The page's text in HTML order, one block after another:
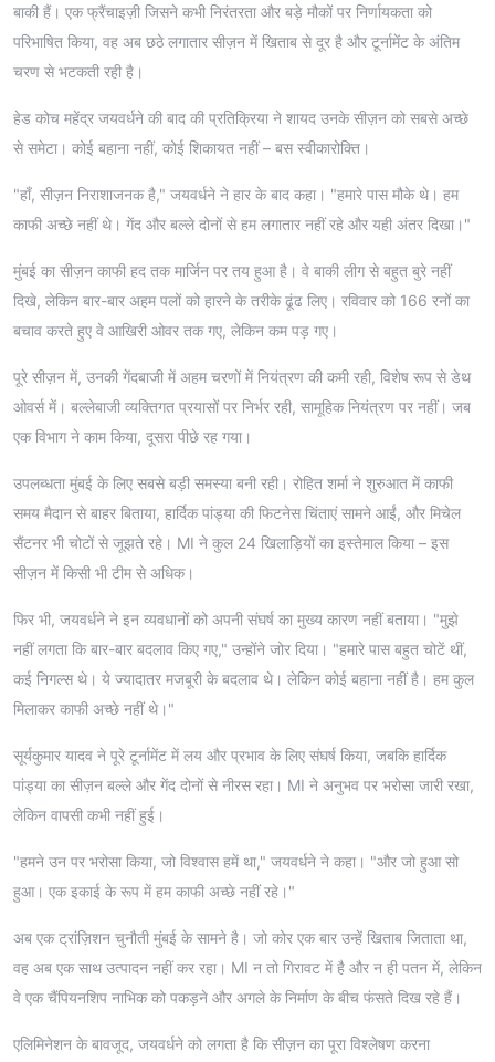
बाकी हैं। एक फ्रैंचाइज़ी जिसने कभी निरंतरता और बड़े मौकों पर निर्णायकता को
परिभाषित किया, वह अब छठे लगातार सीज़न में खिताब से दूर है और टूर्नामेंट के अंतिम
चरण से भटकती रही है।
हेड कोच महेंद्र जयवर्धने की बाद की प्रतिक्रिया ने शायद उनके सीज़न को सबसे अच्छे
से समेटा। कोई बहाना नहीं, कोई शिकायत नहीं – बस स्वीकारोक्ति।
"हाँ, सीज़न निराशाजनक है," जयवर्धने ने हार के बाद कहा। "हमारे पास मौके थे। हम
काफी अच्छे नहीं थे। गेंद और बल्ले दोनों से हम लगातार नहीं रहे और यही अंतर दिखा।"
मुंबई का सीज़न काफी हद तक मार्जिन पर तय हुआ है। वे बाकी लीग से बहुत बुरे नहीं
दिखे, लेकिन बार-बार अहम पलों को हारने के तरीके ढूंढ लिए। रविवार को 166 रनों का
बचाव करते हुए वे आखिरी ओवर तक गए, लेकिन कम पड़ गए।
पूरे सीज़न में, उनकी गेंदबाजी में अहम चरणों में नियंत्रण की कमी रही, विशेष रूप से डेथ
ओवर्स में। बल्लेबाजी व्यक्तिगत प्रयासों पर निर्भर रही, सामूहिक नियंत्रण पर नहीं। जब
एक विभाग ने काम किया, दूसरा पीछे रह गया।
उपलब्धता मुंबई के लिए सबसे बड़ी समस्या बनी रही। रोहित शर्मा ने शुरुआत में काफी
समय मैदान से बाहर बिताया, हार्दिक पांड्या की फिटनेस चिंताएं सामने आईं, और मिचेल
सैंटनर भी चोटों से जूझते रहे। MI ने कुल 24 खिलाड़ियों का इस्तेमाल किया – इस
सीज़न में किसी भी टीम से अधिक।
फिर भी, जयवर्धने ने इन व्यवधानों को अपनी संघर्ष का मुख्य कारण नहीं बताया। "मुझे
नहीं लगता कि बार-बार बदलाव किए गए," उन्होंने जोर दिया। "हमारे पास बहुत चोटें थीं,
कई निगल्स थे। ये ज्यादातर मजबूरी के बदलाव थे। लेकिन कोई बहाना नहीं है। हम कुल
मिलाकर काफी अच्छे नहीं थे।"
सूर्यकुमार यादव ने पूरे टूर्नामेंट में लय और प्रभाव के लिए संघर्ष किया, जबकि हार्दिक
पांड्या का सीज़न बल्ले और गेंद दोनों से नीरस रहा। MI ने अनुभव पर भरोसा जारी रखा,
लेकिन वापसी कभी नहीं हुई।
"हमने उन पर भरोसा किया, जो विश्वास हमें था," जयवर्धने ने कहा। "और जो हुआ सो
हुआ। एक इकाई के रूप में हम काफी अच्छे नहीं रहे।"
अब एक ट्रांज़िशन चुनौती मुंबई के सामने है। जो कोर एक बार उन्हें खिताब जिताता था,
वह अब एक साथ उत्पादन नहीं कर रहा। MI न तो गिरावट में है और न ही पतन में, लेकिन
वे एक चैंपियनशिप नाभिक को पकड़ने और अगले के निर्माण के बीच फंसते दिख रहे हैं।
एलिमिनेशन के बावजूद, जयवर्धने को लगता है कि सीज़न का पूरा विश्लेषण करना